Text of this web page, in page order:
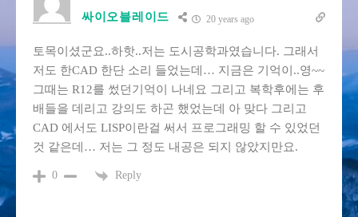
싸이오블레이드 20 years ago
토목이셨군요..하핫..저는 도시공학과였습니다. 그래서
저도 한CAD 한단 소리 들었는데… 지금은 기억이..영~~
그때는 R12를 썼던기억이 나네요 그리고 복학후에는 후
배들을 데리고 강의도 하곤 했었는데 아 맞다 그리고
CAD 에서도 LISP이란걸 써서 프로그래밍 할 수 있었던
것 같은데… 저는 그 정도 내공은 되지 않았지만요.
0 Reply